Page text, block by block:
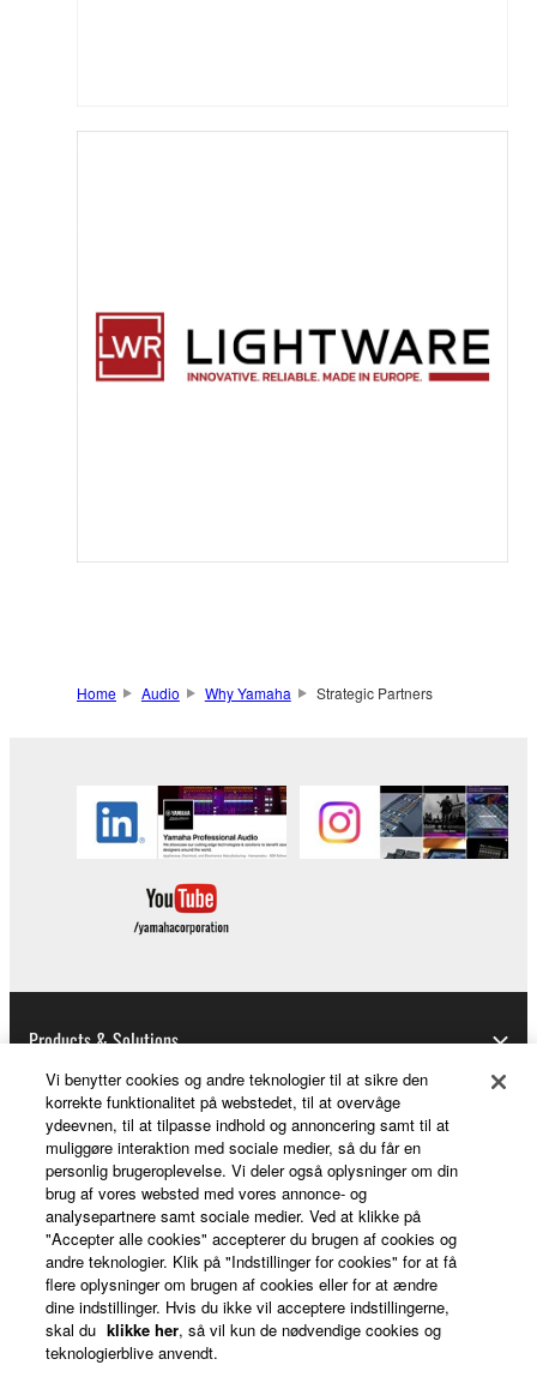
Home Audio Why Yamaha Strategic Partners
Products & Solutions
News
About Yamaha
Danmark - English
Consumer
Vi benytter cookies og andre teknologier til at sikre den
korrekte funktionalitet på webstedet, til at overvåge
ydeevnen, til at tilpasse indhold og annoncering samt til at
muliggøre interaktion med sociale medier, så du får en
personlig brugeroplevelse. Vi deler også oplysninger om din
brug af vores websted med vores annonce- og
analysepartnere samt sociale medier. Ved at klikke på
"Accepter alle cookies" accepterer du brugen af cookies og
andre teknologier. Klik på "Indstillinger for cookies" for at få
flere oplysninger om brugen af cookies eller for at ændre
dine indstillinger. Hvis du ikke vil acceptere indstillingerne,
skal du klikke her, så vil kun de nødvendige cookies og
teknologierblive anvendt.